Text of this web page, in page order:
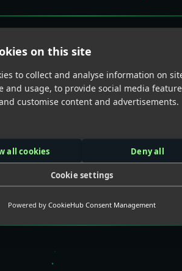
 Ontvang een gratis
Bij aankoop van €40 Per4m
Bekijk hier
on this site
to collect and analyse information on
and usage, to provide social media
customise content and advertisements.
all cookies Deny all
Cookie settings
Powered by CookieHub Consent Management